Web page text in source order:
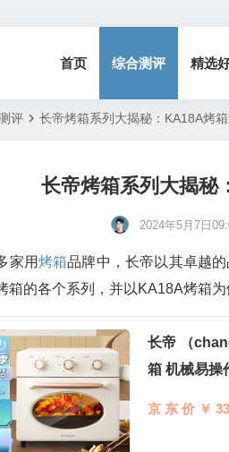
首页 综合测评 精选
评 长帝烤箱系列大揭秘：KA18A烤
长帝烤箱系列大揭秘
2024年5月7日
家用烤箱品牌中，长帝以其卓越
箱的各个系列，并以KA18A烤箱
长帝 （
箱 机械易操
京 东 价 ￥